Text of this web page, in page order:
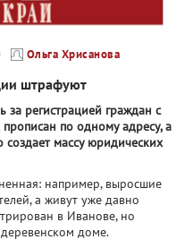
Ольга Хрисанова
штрафуют
регистрацией граждан с
по одному адресу, а
создает массу юридических
например, выросшие
а живут уже давно
в Иванове, но
доме.